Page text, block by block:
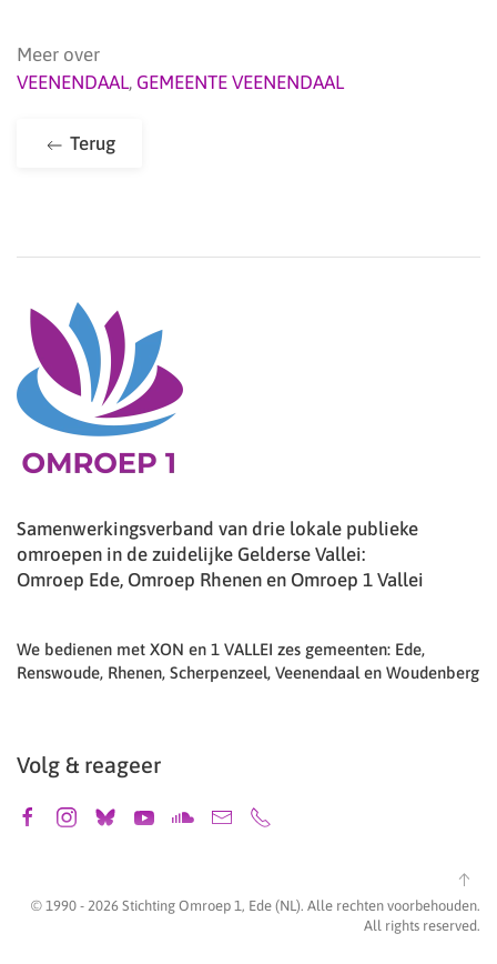
Meer over
VEENENDAAL, GEMEENTE VEENENDAAL
Terug
Samenwerkingsverband van drie lokale publieke
omroepen in de zuidelijke Gelderse Vallei:
Omroep Ede, Omroep Rhenen en Omroep 1 Vallei
We bedienen met XON en 1 VALLEI zes gemeenten: Ede,
Renswoude, Rhenen, Scherpenzeel, Veenendaal en Woudenberg
Volg & reageer
© 1990 - 2026 Stichting Omroep 1, Ede (NL). Alle rechten voorbehouden.
All rights reserved.